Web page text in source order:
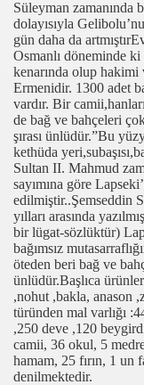
Süleyman zamanında
dolayısıyla
gün daha da
Osmanlı döneminde
kenarında olup hakimi
Ermenidir. 1300 adet
vardır. Bir
de bağ ve bahçeleri
şırası ünlüdür.”Bu
kethüda
Sultan II. Mahmud
sayımına göre
edilmiştir..Şemseddin
yılları arasında
bir lügat-sözlüktür)
bağımsız
öteden beri bağ ve
ünlüdür.Başlıca
,nohut ,bakla, anason
türünden mal varlığı
,250 deve ,120
camii, 36 okul, 5
hamam, 25 fırın, 1 un
denilmektedir.